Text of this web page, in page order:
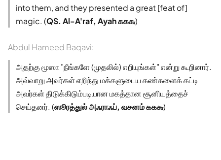
into them, and they presented a great [feat of]
magic. (QS. Al-A'raf, Ayah ௧௧௬)
Abdul Hameed Baqavi:
அதற்கு மூஸா "நீங்களே (முதலில்) எறியுங்கள்" என்று கூறினார்.
அவ்வாறு அவர்கள் எறிந்து மக்களுடைய கண்களைக் கட்டி
அவர்கள் திடுக்கிடும்படியான மகத்தான சூனியத்தைச்
செய்தனர். (ஸூரத்துல் அஃராஃப், வசனம் ௧௧௬)